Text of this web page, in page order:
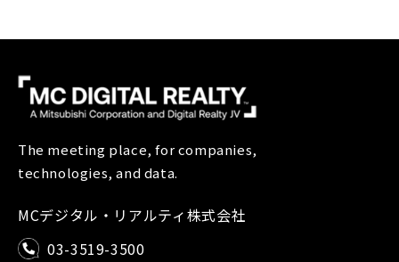
The meeting place, for companies,
technologies, and data.
MCデジタル・リアルティ株式会社
03-3519-3500